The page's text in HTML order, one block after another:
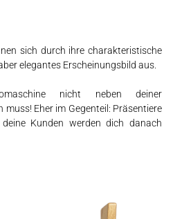
sich durch ihre charakteristische
elegantes Erscheinungsbild aus.
nicht neben deiner
muss! Eher im Gegenteil: Präsentiere
Kunden werden dich danach